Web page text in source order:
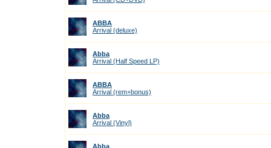
ABBA
Arrival (deluxe)
Abba
Arrival (Half Speed LP)
ABBA
Arrival (rem+bonus)
Abba
Arrival (Vinyl)
Abba